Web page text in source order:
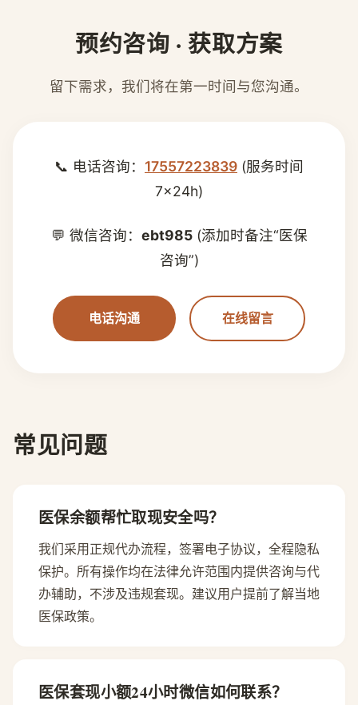
预约咨询 · 获取方案
留下需求，我们将在第一时间与您沟通。
📞 电话咨询： 17557223839 (服务时间
7×24h)
💬 微信咨询： ebt985(添加时备注“医保
咨询”)
电话沟通 在线留言
常见问题
医保余额帮忙取现安全吗？
我们采用正规代办流程，签署电子协议，全程隐私
保护。所有操作均在法律允许范围内提供咨询与代
办辅助，不涉及违规套现。建议用户提前了解当地
医保政策。
医保套现小额24小时微信如何联系？